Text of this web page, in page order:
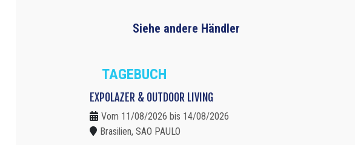
Siehe andere Händler
TAGEBUCH
EXPOLAZER & OUTDOOR LIVING
Vom 11/08/2026 bis 14/08/2026
Brasilien, SAO PAULO